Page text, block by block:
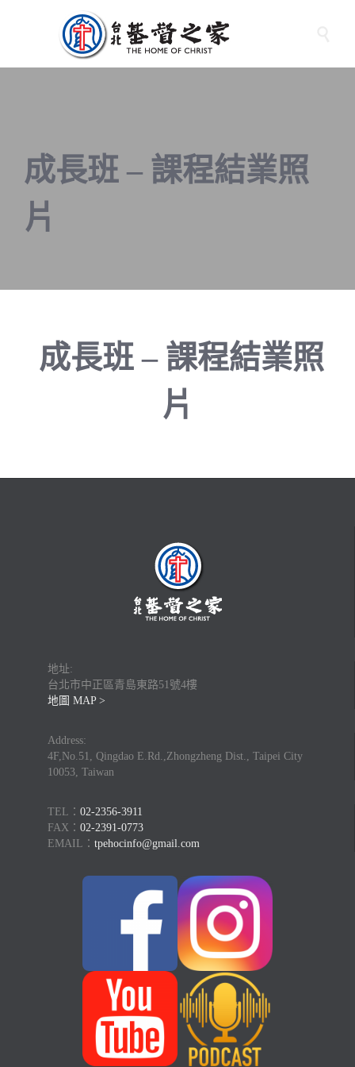
成長班 – 課程結業照
片
成長班 – 課程結業照
片
地址:
台北市中正區青島東路51號4樓
地圖 MAP >
Address:
4F,No.51, Qingdao E.Rd.,Zhongzheng Dist., Taipei City
10053, Taiwan
TEL： 02-2356-3911
FAX： 02-2391-0773
EMAIL： tpehocinfo@gmail.com